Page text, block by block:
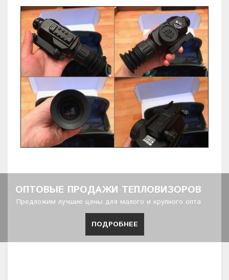
ОПТОВЫЕ ПРОДАЖИ ТЕПЛОВИЗОРОВ
Предложим лучшие цены для малого и крупного опта
ПОДРОБНЕЕ